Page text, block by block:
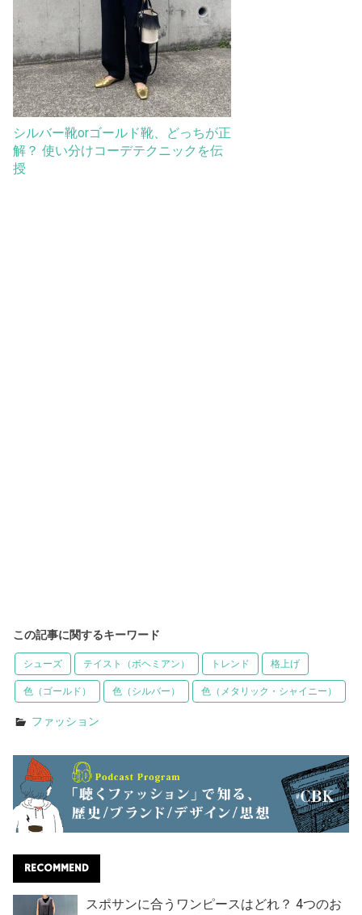
シルバー靴orゴールド靴、どっちが正
解？ 使い分けコーデテクニックを伝
授
この記事に関するキーワード
シューズ テイスト（ボヘミアン） トレンド 格上げ
色（ゴールド） 色（シルバー） 色（メタリック・シャイニー）
ファッション
RECOMMEND
スポサンに合うワンピースはどれ？ 4つのお